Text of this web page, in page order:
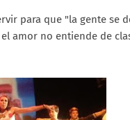
para que "la gente se
amor no entiende de